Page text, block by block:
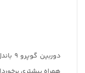
هندل گوپرو و یک